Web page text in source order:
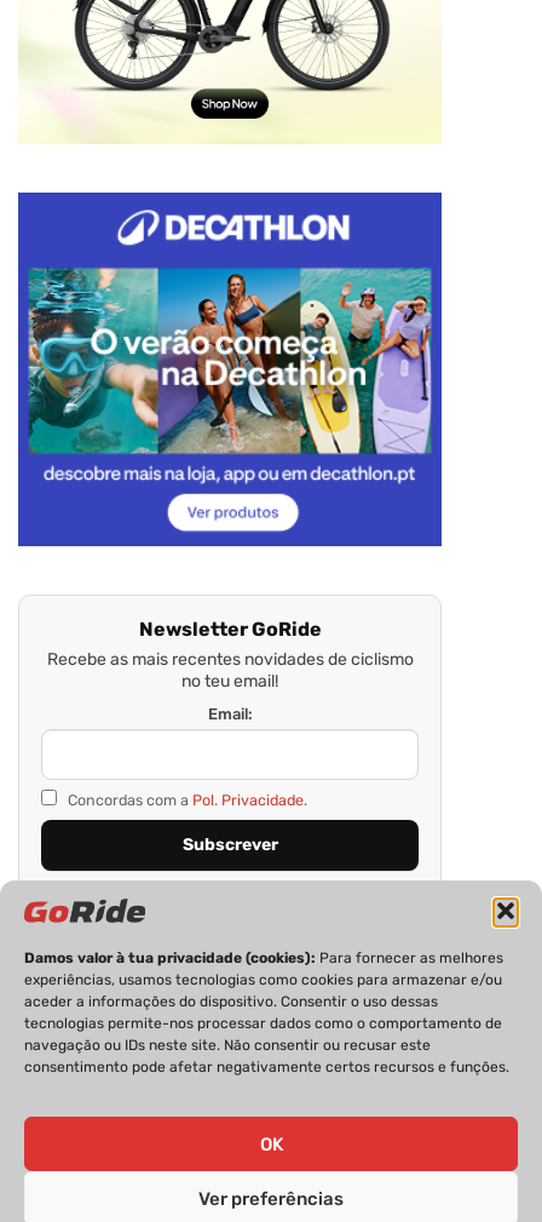
Damos valor à tua privacidade (cookies): Para fornecer as melhores
experiências, usamos tecnologias como cookies para armazenar e/ou
aceder a informações do dispositivo. Consentir o uso dessas
tecnologias permite-nos processar dados como o comportamento de
navegação ou IDs neste site. Não consentir ou recusar este
consentimento pode afetar negativamente certos recursos e funções.
OK
Ver preferências
Newsletter GoRide
Recebe as mais recentes novidades de ciclismo
no teu email!
Email:
Concordas com a Pol. Privacidade.
PRIVACIDADE FICHA TÉCNICA
ESTATUTO EDITORIAL